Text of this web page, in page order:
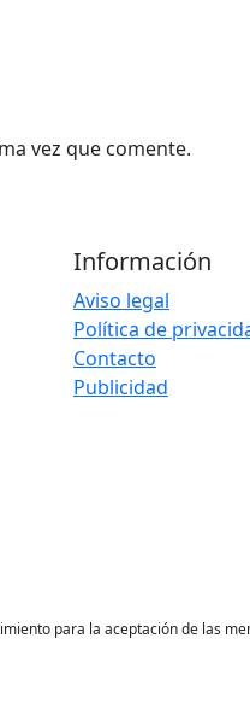
vez que comente.
Información
Aviso legal
Política de
Contacto
Publicidad
para la aceptación de las